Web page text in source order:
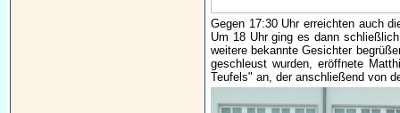
Gegen 17:30 Uhr erreichten auch
Um 18 Uhr ging es dann
weitere bekannte Gesichter
geschleust wurden, eröffnete
Teufels" an, der anschließend von